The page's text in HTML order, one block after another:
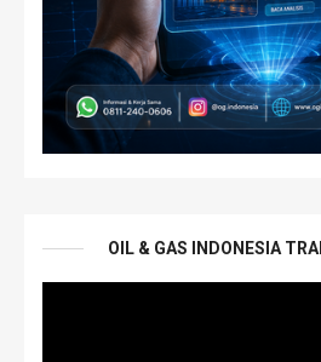
OIL & GAS INDONESIA